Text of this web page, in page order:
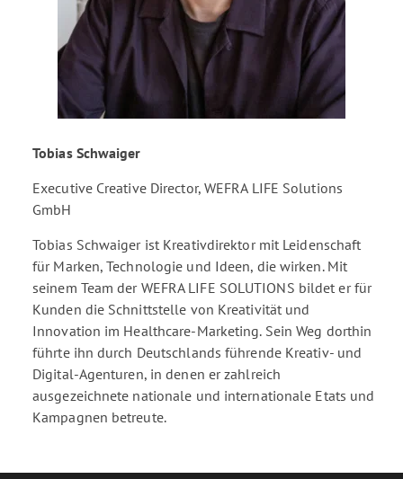
Tobias Schwaiger
Executive Creative Director, WEFRA LIFE Solutions
GmbH
Tobias Schwaiger ist Kreativdirektor mit Leidenschaft
für Marken, Technologie und Ideen, die wirken. Mit
seinem Team der WEFRA LIFE SOLUTIONS bildet er für
Kunden die Schnittstelle von Kreativität und
Innovation im Healthcare-Marketing. Sein Weg dorthin
führte ihn durch Deutschlands führende Kreativ- und
Digital-Agenturen, in denen er zahlreich
ausgezeichnete nationale und internationale Etats und
Kampagnen betreute.